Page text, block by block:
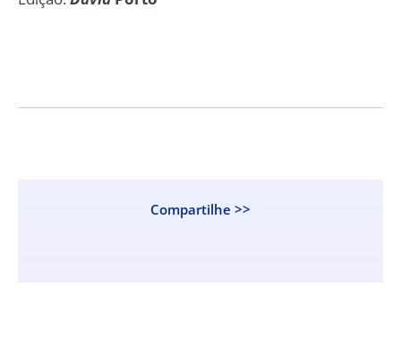
Compartilhe >>